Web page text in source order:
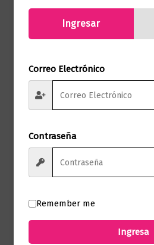
Novela literaria
Mujeres del alma mía
$57.000,00
Ingresar
Correo Electrónico
Contraseña
Remember me
Ingresa